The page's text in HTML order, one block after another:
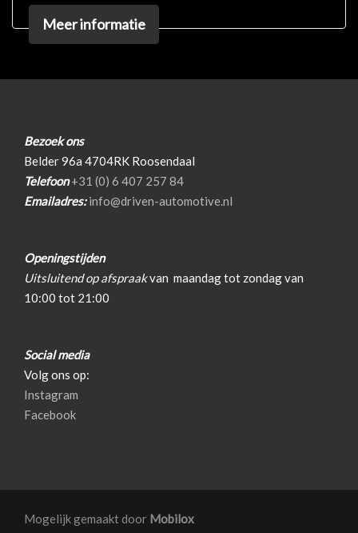
Led achterlichten
Led dagrijverlichting
Parkeer assistent
Parkeersensor achter
Premium kleur
Ruitensproeiers/wisserbladen verwarmbaar
Warmtewerend glas
Interieur
Airco automatisch
Aluminium interieur afwerking
Meer informatie
Bezoek ons
Belder 96a 4704RK Roosendaal
Telefoon+31 (0) 6 407 257 84
Emailadres:info@driven-automotive.nl
Openingstijden
Uitsluitend op afspraakvan maandag tot zondag van
10:00 tot 21:00
Social media
Volg ons op:
Instagram
Facebook
Mogelijk gemaakt door Mobilox